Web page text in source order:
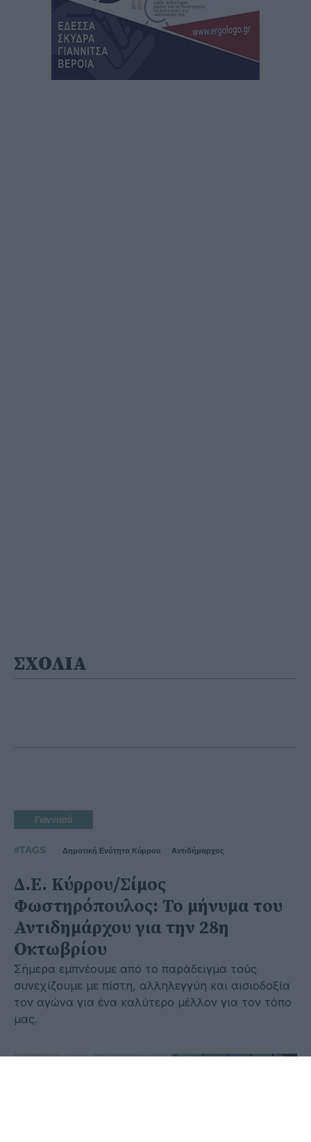
ΣΧΟΛΙΑ
Γιαννιτσά
#TAGS Δημοτική Ενότητα Κύρρου Αντιδήμαρχος
Δ.Ε. Κύρρου/Σίμος
Φωστηρόπουλος: Το μήνυμα του
Αντιδημάρχου για την 28η
Οκτωβρίου
Σήμερα εμπνέουμε από το παράδειγμα τούς
συνεχίζουμε με πίστη, αλληλεγγύη και αισιοδοξία
τον αγώνα για ένα καλύτερο μέλλον για τον τόπο
μας.